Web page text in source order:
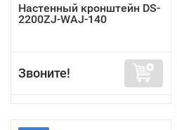
Настенный кронштейн DS-
2200ZJ-WAJ-140
Звоните!